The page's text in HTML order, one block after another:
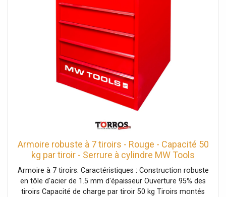
Armoire robuste à 7 tiroirs - Rouge - Capacité 50
kg par tiroir - Serrure à cylindre MW Tools
DERLK7
Armoire à 7 tiroirs. Caractéristiques : Construction robuste
en tôle d'acier de 1.5 mm d'épaisseur Ouverture 95% des
tiroirs Capacité de charge par tiroir 50 kg Tiroirs montés